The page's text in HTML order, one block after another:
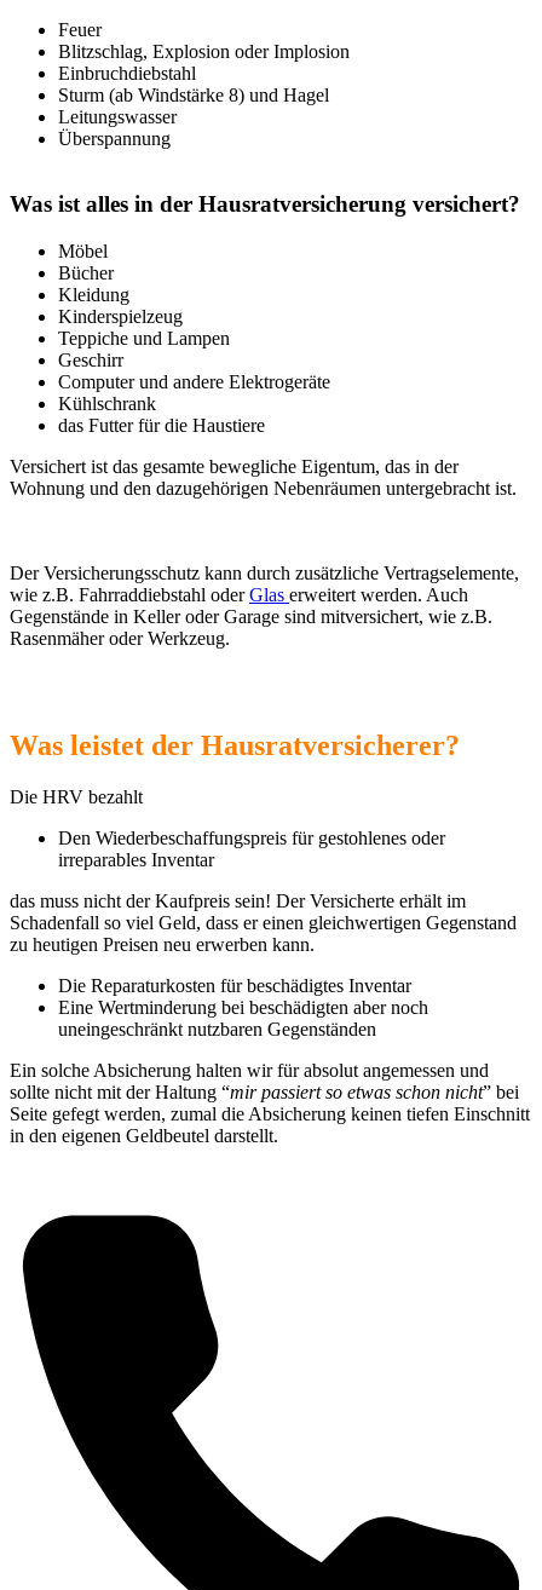
Feuer
Blitzschlag, Explosion oder Implosion
Einbruchdiebstahl
Sturm (ab Windstärke 8) und Hagel
Leitungswasser
Überspannung
Was ist alles in der Hausratversicherung versichert?
Möbel
Bücher
Kleidung
Kinderspielzeug
Teppiche und Lampen
Geschirr
Computer und andere Elektrogeräte
Kühlschrank
das Futter für die Haustiere
Versichert ist das gesamte bewegliche Eigentum, das in der
Wohnung und den dazugehörigen Nebenräumen untergebracht ist.
Der Versicherungsschutz kann durch zusätzliche Vertragselemente,
wie z.B. Fahrraddiebstahl oderGlas erweitert werden. Auch
Gegenstände in Keller oder Garage sind mitversichert, wie z.B.
Rasenmäher oder Werkzeug.
Was leistet der Hausratversicherer?
Die HRV bezahlt
Den Wiederbeschaffungspreis für gestohlenes oder
irreparables Inventar
das muss nicht der Kaufpreis sein! Der Versicherte erhält im
Schadenfall so viel Geld, dass er einen gleichwertigen Gegenstand
zu heutigen Preisen neu erwerben kann.
Die Reparaturkosten für beschädigtes Inventar
Eine Wertminderung bei beschädigten aber noch
uneingeschränkt nutzbaren Gegenständen
Ein solche Absicherung halten wir für absolut angemessen und
sollte nicht mit der Haltung “mir passiert so etwas schon nicht” bei
Seite gefegt werden, zumal die Absicherung keinen tiefen Einschnitt
in den eigenen Geldbeutel darstellt.